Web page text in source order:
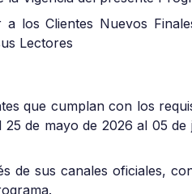
a los Clientes Nuevos
Lectores
que cumplan con los
de mayo de 2026 al 05
de sus canales oficiales,